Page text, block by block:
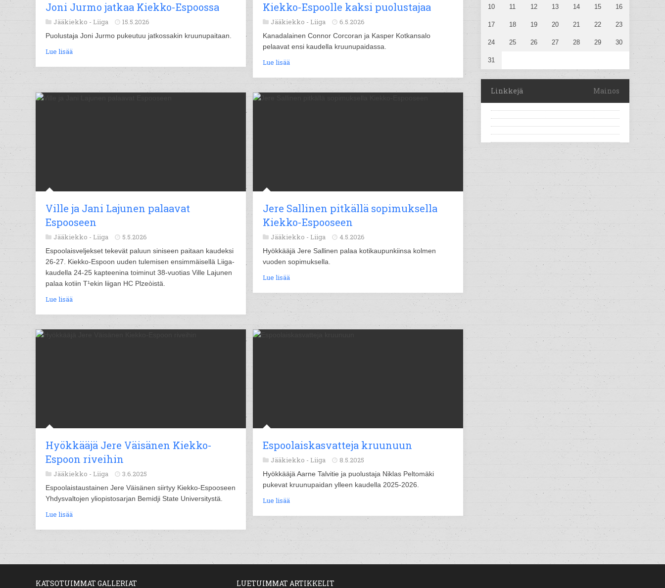
Joni Jurmo jatkaa Kiekko-Espoossa
Jääkiekko - Liiga 15.5.2026
Puolustaja Joni Jurmo pukeutuu jatkossakin kruunupaitaan.
Lue lisää
Kiekko-Espoolle kaksi puolustajaa
Jääkiekko - Liiga 6.5.2026
Kanadalainen Connor Corcoran ja Kasper Kotkansalo
pelaavat ensi kaudella kruunupaidassa.
Lue lisää
Ville ja Jani Lajunen palaavat
Espooseen
Jääkiekko - Liiga 5.5.2026
Espoolaisveljekset tekevät paluun siniseen paitaan kaudeksi
26-27. Kiekko-Espoon uuden tulemisen ensimmäisellä Liiga-
kaudella 24-25 kapteenina toiminut 38-vuotias Ville Lajunen
palaa kotiin T¹ekin liigan HC Plzeòistä.
Lue lisää
Jere Sallinen pitkällä sopimuksella
Kiekko-Espooseen
Jääkiekko - Liiga 4.5.2026
Hyökkääjä Jere Sallinen palaa kotikaupunkiinsa kolmen
vuoden sopimuksella.
Lue lisää
Hyökkääjä Jere Väisänen Kiekko-
Espoon riveihin
Jääkiekko - Liiga 3.6.2025
Espoolaistaustainen Jere Väisänen siirtyy Kiekko-Espooseen
Yhdysvaltojen yliopistosarjan Bemidji State Universitystä.
Lue lisää
Espoolaiskasvatteja kruunuun
Jääkiekko - Liiga 8.5.2025
Hyökkääjä Aarne Talvitie ja puolustaja Niklas Peltomäki
pukevat kruunupaidan ylleen kaudella 2025-2026.
Lue lisää
10 11 12 13 14 15 16
17 18 19 20 21 22 23
24 25 26 27 28 29 30
31
Linkkejä Mainos
KATSOTUIMMAT GALLERIAT LUETUIMMAT ARTIKKELIT